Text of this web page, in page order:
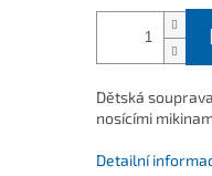
Dětská
nosícími
Detailní